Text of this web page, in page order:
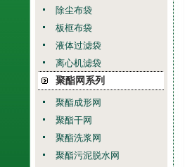
除尘布袋
板框布袋
液体过滤袋
离心机滤袋
聚酯网系列
聚酯成形网
聚酯干网
聚酯洗浆网
聚酯污泥脱水网